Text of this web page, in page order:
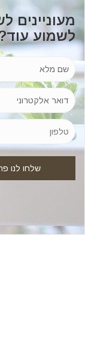
מעוניינים
לשמוע